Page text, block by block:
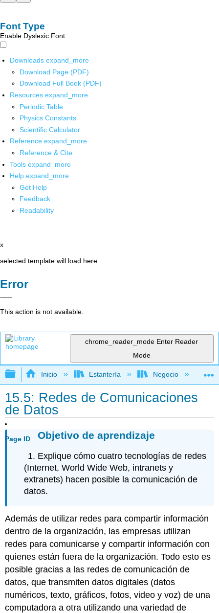
Font Type
Enable Dyslexic Font
Downloads expand_more
Download Page (PDF)
Download Full Book (PDF)
Resources expand_more
Periodic Table
Physics Constants
Scientific Calculator
Reference expand_more
Reference & Cite
Tools expand_more
Help expand_more
Get Help
Feedback
Readability
x
selected template will load here
Error
This action is not available.
chrome_reader_mode Enter Reader
Mode
Expandir/contraer jerarquía global
Inicio Estantería Negocio
15.5: Redes de Comunicaciones
de Datos
Page ID Objetivo de aprendizaje
Explique cómo cuatro tecnologías de redes
(Internet, World Wide Web, intranets y
extranets) hacen posible la comunicación de
datos.
Además de utilizar redes para compartir información
dentro de la organización, las empresas utilizan
redes para comunicarse y compartir información con
quienes están fuera de la organización. Todo esto es
posible gracias a las redes de comunicación de
datos, que transmiten datos digitales (datos
numéricos, texto, gráficos, fotos, video y voz) de una
computadora a otra utilizando una variedad de